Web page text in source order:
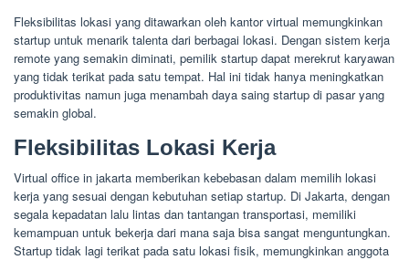
Fleksibilitas lokasi yang ditawarkan oleh kantor virtual memungkinkan
startup untuk menarik talenta dari berbagai lokasi. Dengan sistem kerja
remote yang semakin diminati, pemilik startup dapat merekrut karyawan
yang tidak terikat pada satu tempat. Hal ini tidak hanya meningkatkan
produktivitas namun juga menambah daya saing startup di pasar yang
semakin global.
Fleksibilitas Lokasi Kerja
Virtual office in jakarta memberikan kebebasan dalam memilih lokasi
kerja yang sesuai dengan kebutuhan setiap startup. Di Jakarta, dengan
segala kepadatan lalu lintas dan tantangan transportasi, memiliki
kemampuan untuk bekerja dari mana saja bisa sangat menguntungkan.
Startup tidak lagi terikat pada satu lokasi fisik, memungkinkan anggota